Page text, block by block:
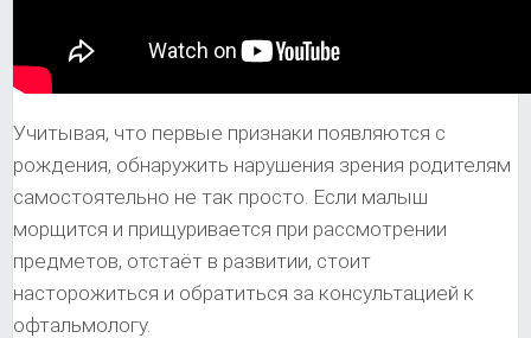
Учитывая, что первые признаки появляются с
рождения, обнаружить нарушения зрения родителям
самостоятельно не так просто. Если малыш
морщится и прищуривается при рассмотрении
предметов, отстаёт в развитии, стоит
насторожиться и обратиться за консультацией к
офтальмологу.